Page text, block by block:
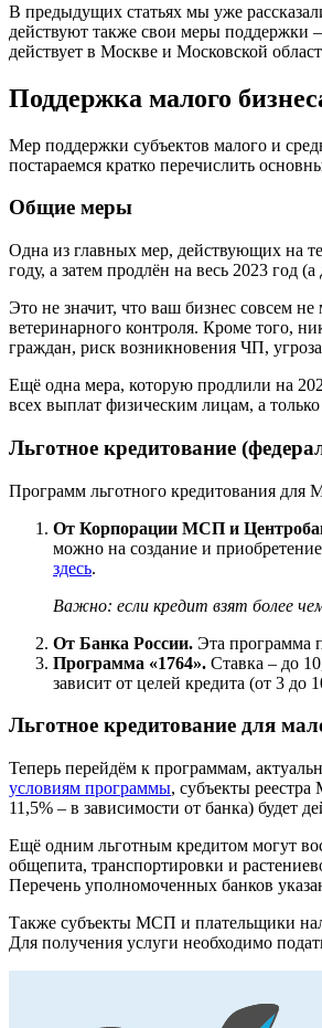
В предыдущих статьях мы уже
действуют также свои меры поддержки
действует в Москве и Московской
Поддержка малого
Мер поддержки субъектов малого и
постараемся кратко перечислить
Общие меры
Одна из главных мер, действующих на
году, а затем продлён на весь 2023 год
Это не значит, что ваш бизнес совсем
ветеринарного контроля. Кроме того,
граждан, риск возникновения ЧП,
Ещё одна мера, которую продлили на
всех выплат физическим лицам, а
Льготное кредитование
Программ льготного кредитования
От Корпорации МСП и
можно на создание и
здесь.
Важно: если кредит взят более
От Банка России. Эта программа
Программа «1764». Ставка – до
зависит от целей кредита (от 3 до
Льготное кредитование для
Теперь перейдём к программам,
условиям программы, субъекты
11,5% – в зависимости от банка) будет
Ещё одним льготным кредитом могут
общепита, транспортировки и
Перечень уполномоченных банков
Также субъекты МСП и плательщики
Для получения услуги необходимо